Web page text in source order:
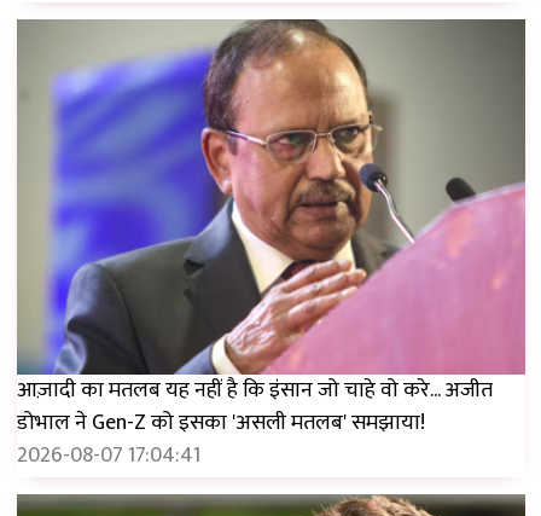
आज़ादी का मतलब यह नहीं है कि इंसान जो चाहे वो करे... अजीत
डोभाल ने Gen-Z को इसका 'असली मतलब' समझाया!
2026-08-07 17:04:41